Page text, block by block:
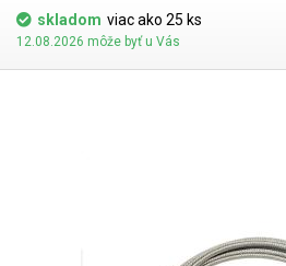
Zásuvka z nehrdzavejúcej ocele chráni
mechanickým poškodením, vysokými
uniknúť žiadna kvapalina alebo plyn.
skladom viac ako 25 ks
12.08.2026 môže byť u Vás